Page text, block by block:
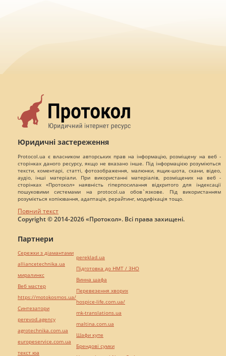
Юридичні застереження
Protocol.ua є власником авторських прав на інформацію, розміщену на веб -
сторінках даного ресурсу, якщо не вказано інше. Під інформацією розуміються
тексти, коментарі, статті, фотозображення, малюнки, ящик-шота, скани, відео,
аудіо, інші матеріали. При використанні матеріалів, розміщених на веб -
сторінках «Протокол» наявність гіперпосилання відкритого для індексації
пошуковими системами на protocol.ua обов`язкове. Під використанням
розуміється копіювання, адаптація, рерайтинг, модифікація тощо.
Повний текст
Copyright © 2014-2026 «Протокол». Всі права захищені.
Партнери
Сережки з діамантами
alliancetechnika.ua
миралинкс
Веб мастер
https://motokosmos.ua/
Синтезатори
perevod.agency
agrotechnika.com.ua
europeservice.com.ua
текст юа
pereklad.ua
Підготовка до НМТ / ЗНО
Винна шафа
Перевезення хворих
hospice-life.com.ua/
mk-translations.ua
maltina.com.ua
Шафи купе
Брендові сумки